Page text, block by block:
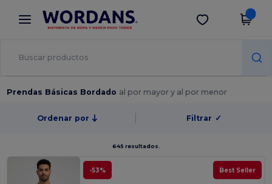
× App de Wordans
¡Mejores precios en app!
Descargar app
Prendas Básicas Bordado al por mayor y al por menor
Ordenar por Filtrar ✓
645 resultados.
-53% Best Seller